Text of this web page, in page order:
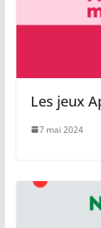
Les jeux
7 mai 2024